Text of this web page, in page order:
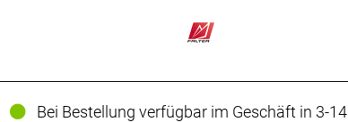
Bei Bestellung verfügbar im Geschäft in 3-14